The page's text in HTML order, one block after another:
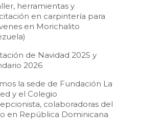
herramientas y
en carpintería para
en Morichalito
de Navidad 2025 y
2026
la sede de Fundación La
y el Colegio
colaboradoras del
en República Dominicana